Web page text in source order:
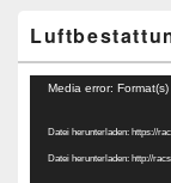
Video-
Media error:
Datei herunterladen: https://
Datei herunterladen: http://